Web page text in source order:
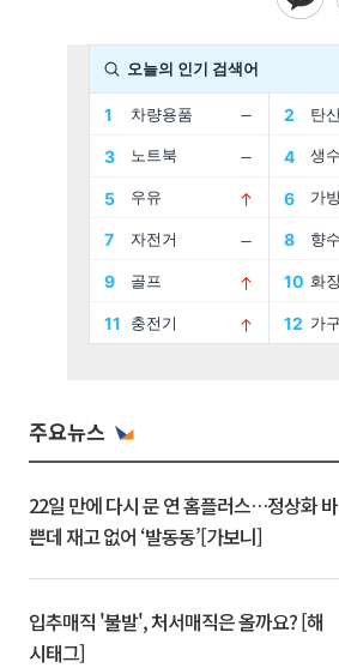
주요뉴스
22일 만에 다시 문 연 홈플러스…정상화 바
쁜데 재고 없어 ‘발동동’[가보니]
입추매직 '불발', 처서매직은 올까요? [해
시태그]